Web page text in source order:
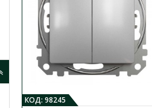
КОД: 98245